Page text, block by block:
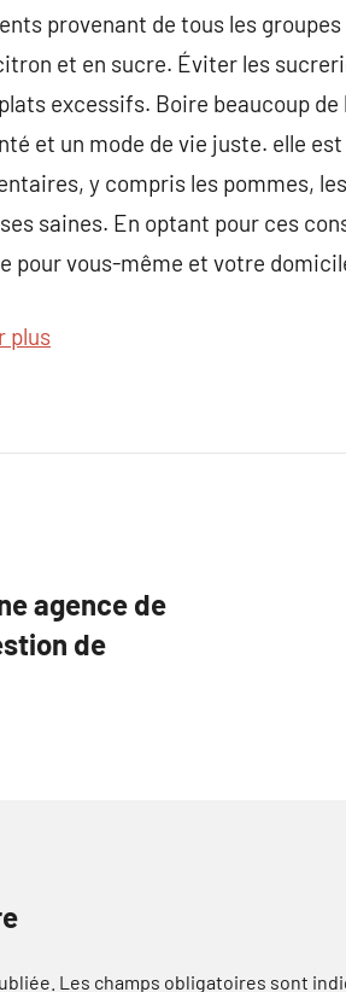
provenant de tous les
et en sucre. Éviter les
excessifs. Boire beaucoup
et un mode de vie juste. elle
y compris les pommes,
saines. En optant pour ces
pour vous-même et votre
plus
agence de
de
Les champs obligatoires sont